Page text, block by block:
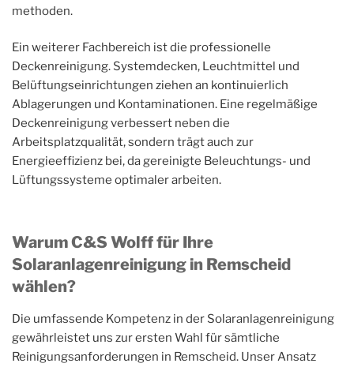
methoden.
Ein weiterer Fachbereich ist die professionelle
Deckenreinigung. Systemdecken, Leuchtmittel und
Belüftungseinrichtungen ziehen an kontinuierlich
Ablagerungen und Kontaminationen. Eine regelmäßige
Deckenreinigung verbessert neben die
Arbeitsplatzqualität, sondern trägt auch zur
Energieeffizienz bei, da gereinigte Beleuchtungs- und
Lüftungssysteme optimaler arbeiten.
Warum C&S Wolff für Ihre
Solaranlagenreinigung in Remscheid
wählen?
Die umfassende Kompetenz in der Solaranlagenreinigung
gewährleistet uns zur ersten Wahl für sämtliche
Reinigungsanforderungen in Remscheid. Unser Ansatz